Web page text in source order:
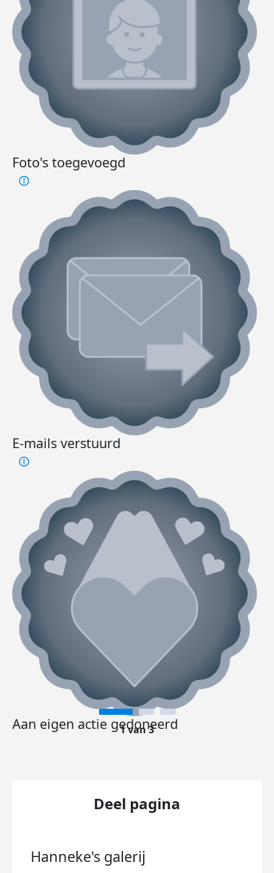
Foto's toegevoegd
E-mails verstuurd
Aan eigen actie gedoneerd
1 van 3
Deel pagina
Hanneke's galerij